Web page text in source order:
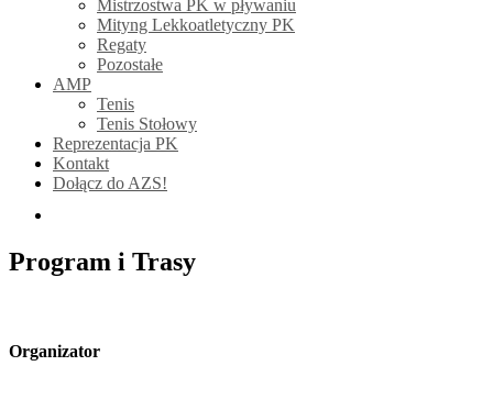
Mistrzostwa PK w pływaniu
Mityng Lekkoatletyczny PK
Regaty
Pozostałe
AMP
Tenis
Tenis Stołowy
Reprezentacja PK
Kontakt
Dołącz do AZS!
Program i Trasy
Organizator